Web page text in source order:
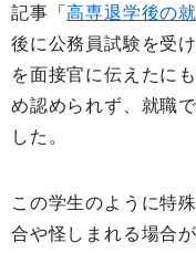
記事「高専退学後の
後に公務員試験を受
を面接官に伝えたに
め認められず、就職
した。
この学生のように特
合や怪しまれる場合が